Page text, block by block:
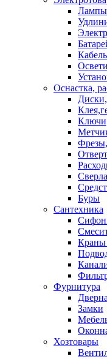
Лампы
Оснастка,
Сверла
Буры
Сантехника
Краны
Фурнитура
Замки
Хозтовары